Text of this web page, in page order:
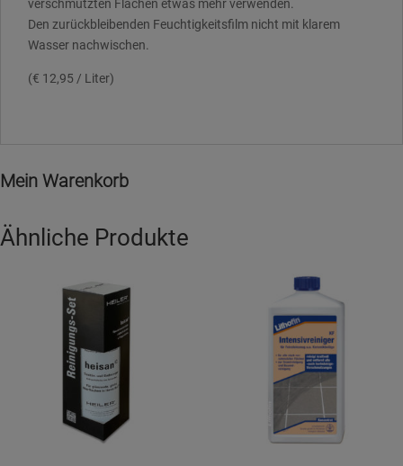
verschmutzten Flächen etwas mehr verwenden.
Den zurückbleibenden Feuchtigkeitsfilm nicht mit klarem
Wasser nachwischen.
(€ 12,95 / Liter)
Mein Warenkorb
Ähnliche Produkte